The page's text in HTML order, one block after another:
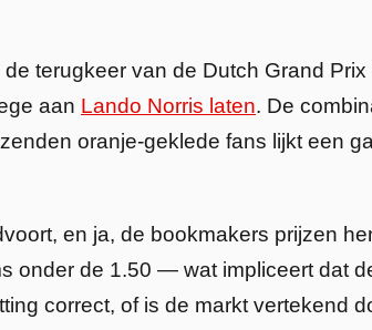
terugkeer van de Dutch Grand Prix
aan Lando Norris laten. De
oranje-geklede fans lijkt een
en ja, de bookmakers prijzen
onder de 1.50 — wat impliceert dat
correct, of is de markt vertekend